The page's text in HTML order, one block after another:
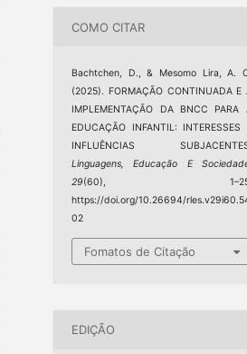
COMO CITAR
Bachtchen, D., & Mesomo Lira, A.
(2025). FORMAÇÃO CONTINUADA E
IMPLEMENTAÇÃO DA BNCC PARA
EDUCAÇÃO INFANTIL: INTERESSES
INFLUÊNCIAS
Linguagens, Educação E
29(60),
https://doi.org/10.26694/
02
Fomatos de Citação
EDIÇÃO